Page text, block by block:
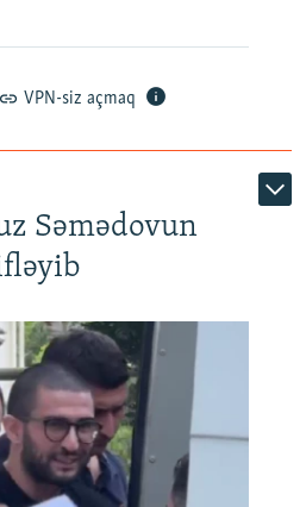
VPN-siz açmaq
Səmədovun